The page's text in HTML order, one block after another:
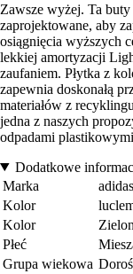
Zawsze wyżej. Ta buty
zaprojektowane, aby
osiągnięcia wyższych
lekkiej amortyzacji
zaufaniem. Płytka z
zapewnia doskonałą
materiałów z
jedna z naszych
odpadami
Dodatkowe
Marka
adidas
Kolor
Kolor
Płeć
Grupa wiekowa